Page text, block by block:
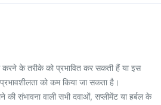
के तरीके को प्रभावित कर सकती हैं या इस
को कम किया जा सकता है।
की संभावना वाली सभी दवाओं, सप्लीमेंट या हर्बल के